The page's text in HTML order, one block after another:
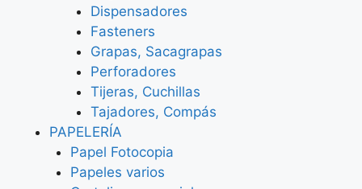
Dispensadores
Fasteners
Grapas, Sacagrapas
Perforadores
Tijeras, Cuchillas
Tajadores, Compás
PAPELERÍA
Papel Fotocopia
Papeles varios